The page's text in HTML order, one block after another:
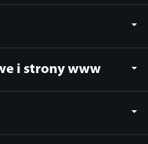
i strony www